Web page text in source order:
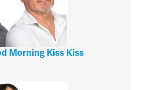
Morning Kiss Kiss